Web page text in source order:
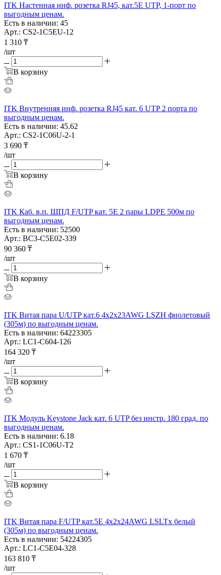
ITK Настенная инф. розетка RJ45, кат.5Е UTP, 1-порт по
выгодным ценам.
Есть в наличии: 45
Арт.: CS2-1C5EU-12
1 310 ₸
/шт
В корзину
ITK Внутренняя инф. розетка RJ45 кат. 6 UTP 2 порта по
выгодным ценам.
Есть в наличии: 45.62
Арт.: CS2-1C06U-2-1
3 690 ₸
/шт
В корзину
ITK Каб. в.п. ШПД F/UTP кат. 5E 2 пары LDPE 500м по
выгодным ценам.
Есть в наличии: 52500
Арт.: BC3-C5E02-339
90 360 ₸
/шт
В корзину
ITK Витая пара U/UTP кат.6 4х2х23AWG LSZH фиолетовый
(305м) по выгодным ценам.
Есть в наличии: 64223305
Арт.: LC1-C604-126
164 320 ₸
/шт
В корзину
ITK Модуль Keystone Jack кат. 6 UTP без инстр. 180 град. по
выгодным ценам.
Есть в наличии: 6.18
Арт.: CS1-1C06U-T2
1 670 ₸
/шт
В корзину
ITK Витая пара F/UTP кат.5E 4х2х24AWG LSLTx белый
(305м) по выгодным ценам.
Есть в наличии: 54224305
Арт.: LC1-C5E04-328
163 810 ₸
/шт